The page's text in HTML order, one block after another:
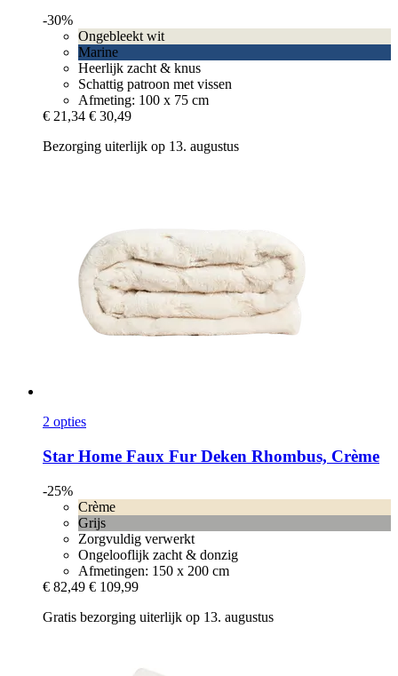
-30%
Ongebleekt wit
Marine
Heerlijk zacht & knus
Schattig patroon met vissen
Afmeting: 100 x 75 cm
€ 21,34 € 30,49
Bezorging uiterlijk op 13. augustus
2 opties
Star Home Faux Fur Deken Rhombus, Crème
-25%
Crème
Grijs
Zorgvuldig verwerkt
Ongelooflijk zacht & donzig
Afmetingen: 150 x 200 cm
€ 82,49 € 109,99
Gratis bezorging uiterlijk op 13. augustus